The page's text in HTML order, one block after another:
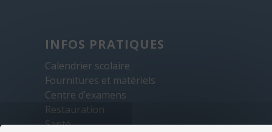
INFOS PRATIQUES
Calendrier scolaire
Fournitures et matériels
Centre d’examens
Restauration
Santé